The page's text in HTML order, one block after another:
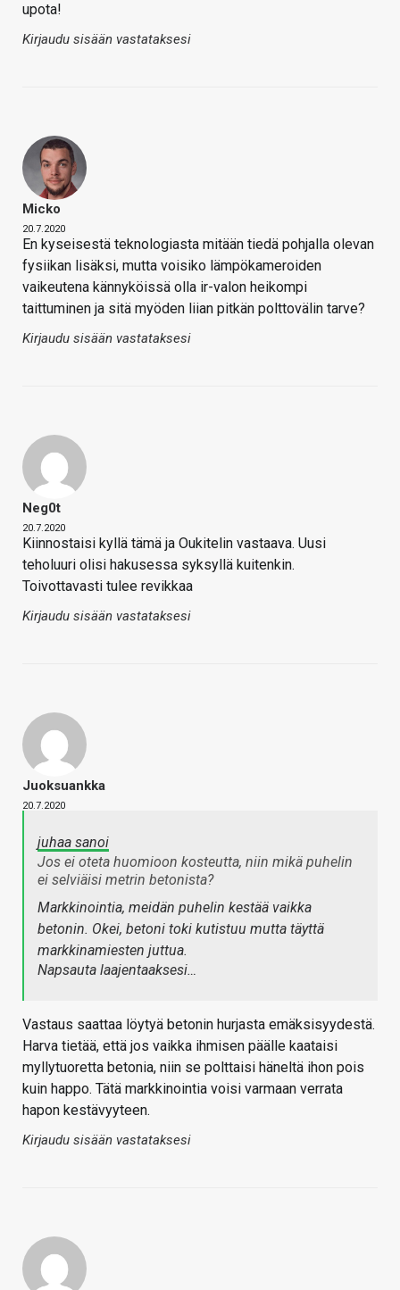
upota!
Kirjaudu sisään vastataksesi
Micko
20.7.2020
En kyseisestä teknologiasta mitään tiedä pohjalla olevan
fysiikan lisäksi, mutta voisiko lämpökameroiden
vaikeutena kännyköissä olla ir-valon heikompi
taittuminen ja sitä myöden liian pitkän polttovälin tarve?
Kirjaudu sisään vastataksesi
Neg0t
20.7.2020
Kiinnostaisi kyllä tämä ja Oukitelin vastaava. Uusi
teholuuri olisi hakusessa syksyllä kuitenkin.
Toivottavasti tulee revikkaa
Kirjaudu sisään vastataksesi
Juoksuankka
20.7.2020
juhaa sanoi
Jos ei oteta huomioon kosteutta, niin mikä puhelin
ei selviäisi metrin betonista?
Markkinointia, meidän puhelin kestää vaikka
betonin. Okei, betoni toki kutistuu mutta täyttä
markkinamiesten juttua.
Napsauta laajentaaksesi…
Vastaus saattaa löytyä betonin hurjasta emäksisyydestä.
Harva tietää, että jos vaikka ihmisen päälle kaataisi
myllytuoretta betonia, niin se polttaisi häneltä ihon pois
kuin happo. Tätä markkinointia voisi varmaan verrata
hapon kestävyyteen.
Kirjaudu sisään vastataksesi